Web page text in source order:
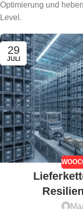
Optimierung und
Level.
29
JULI